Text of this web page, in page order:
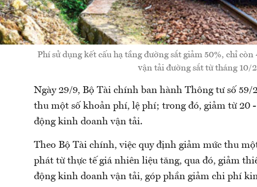
Phí sử dụng kết cấu hạ tầng đường sắt giảm 50%, chỉ
vận tải đường sắt từ tháng 10/
Ngày 29/9, Bộ Tài chính ban hành Thông tư số
thu một số khoản phí, lệ phí; trong đó, giảm từ 20
động kinh doanh vận tải.
Theo Bộ Tài chính, việc quy định giảm mức thu
phát từ thực tế giá nhiên liệu tăng, qua đó, giảm
động kinh doanh vận tải, góp phần giảm chi phí